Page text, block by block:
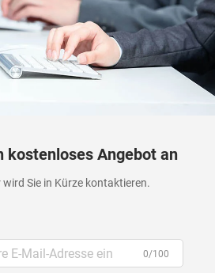
kostenloses Angebot an
Sie in Kürze kontaktieren.
0/100